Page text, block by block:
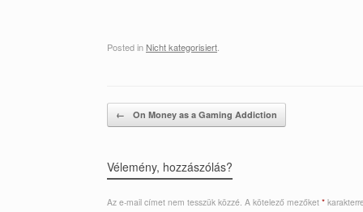
Posted in Nicht kategorisiert
Post navigation
← On Money as a Gaming Addiction
Vélemény, hozzászólás?
Az e-mail címet nem tesszük közzé. A kötelező mezőket *